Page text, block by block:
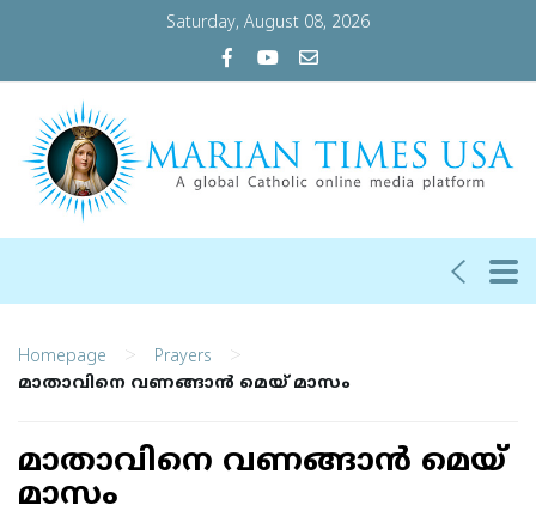
Saturday, August 08, 2026
Homepage > Prayers >
മാതാവിനെ വണങ്ങാന്‍ മെയ് മാസം
മാതാവിനെ വണങ്ങാന്‍ മെയ്
മാസം